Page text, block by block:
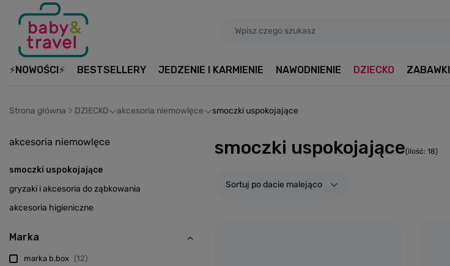
⚡NOWOŚCI⚡ BESTSELLERY JEDZENIE I KARMIENIE NAWODNIENIE DZIECKO ZABAWKI
Strona główna DZIECKO akcesoria niemowlęce smoczki uspokojające
akcesoria niemowlęce
smoczki uspokojające
gryzaki i akcesoria do ząbkowania
akcesoria higieniczne
Marka
marka b.box
12
smoczki uspokojające(ilość: 18)
Sortuj po dacie malejąco